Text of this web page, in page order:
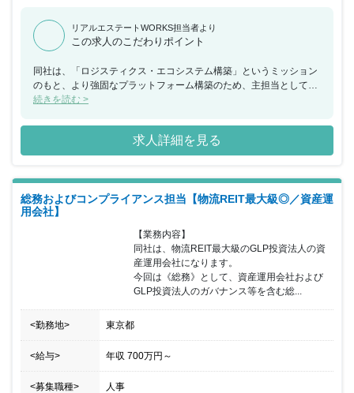
リアルエステートWORKS担当者より
この求人のこだわりポイント
同社は、「ロジスティクス・エコシステム構築」というミッション
のもと、より強固なプラットフォーム構築のため、主担当として、
スタートアップ企業への投資・その後の事業成長支援や事業連携を
考えています。またファンド組成も計画しているため、ファンドレ
イズ活動にもあたっていただきたいと考えています。入社後は、同
社やモノフルの事業内容及び戦略、モノフルの投資先企業につい
補企業のソーシングから、投資検討・投資実行を経て、主担当とし
て事業成長支援や事業連携を推進していただきます。並行して投資
担当先社数を増やし、より強固なプラットフォーム構築のためポー
続きを読む >
求人詳細を見る
総務およびコンプライアンス担当【物流REIT最大級◎／資産運
用会社】
【業務内容】
同社は、物流REIT最大級のGLP投資法人の資
産運用会社になります。
今回は《総務》として、資産運用会社および
GLP投資法人のガバナンス等を含む総...
<勤務地> 東京都
<給与> 年収 700万円 ～
<募集職種> 人事